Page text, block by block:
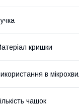
кришки
в
чашок